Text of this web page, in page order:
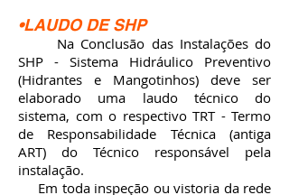
•LAUDO DE SHP
Na Conclusão das Instalações do
SHP - Sistema Hidráulico Preventivo
(Hidrantes e Mangotinhos) deve ser
elaborado uma laudo técnico do
sistema, com o respectivo TRT - Termo
de Responsabilidade Técnica (antiga
ART) do Técnico responsável pela
instalação.
Em toda inspeção ou vistoria da rede